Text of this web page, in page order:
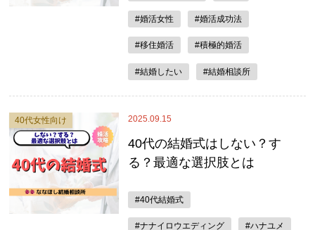
#婚活女性 #婚活成功法
#移住婚活 #積極的婚活
#結婚したい #結婚相談所
2025.09.15
40代女性向け
40代の結婚式はしない？す
る？最適な選択肢とは
#40代結婚式
#ナナイロウエディング #ハナユメ